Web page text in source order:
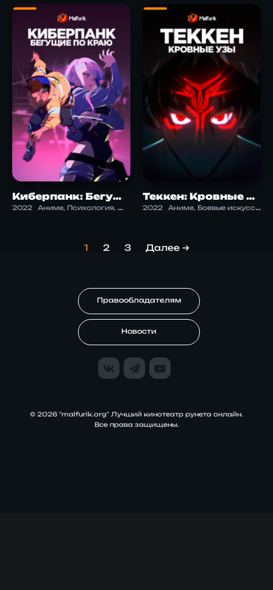
Киберпанк: Бегущие по краю
2022 Аниме, Психология, Фантастика, Экшен
Теккен: Кровные узы
2022 Аниме, Боевые искусства, Экшен
1 2 3 Далее →
Правообладателям
Новости
© 2026 "malfurik.org" Лучший кинотеатр рунета онлайн.
Все права защищены.